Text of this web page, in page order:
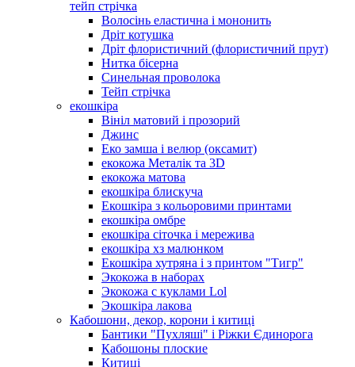
тейп стрічка
Волосінь еластична і мононить
Дріт котушка
Дріт флористичний (флористичний прут)
Нитка бісерна
Синельная проволока
Тейп стрічка
екошкіра
Вініл матовий і прозорий
Джинс
Еко замша і велюр (оксамит)
екокожа Металік та 3D
екокожа матова
екошкіра блискуча
Екошкіра з кольоровими принтами
екошкіра омбре
екошкіра сіточка і мережива
екошкіра хз малюнком
Екошкіра хутряна і з принтом "Тигр"
Экокожа в наборах
Экокожа с куклами Lol
Экошкiра лакова
Кабошони, декор, корони і китиці
Бантики "Пухляші" і Ріжки Єдинорога
Кабошоны плоские
Китиці